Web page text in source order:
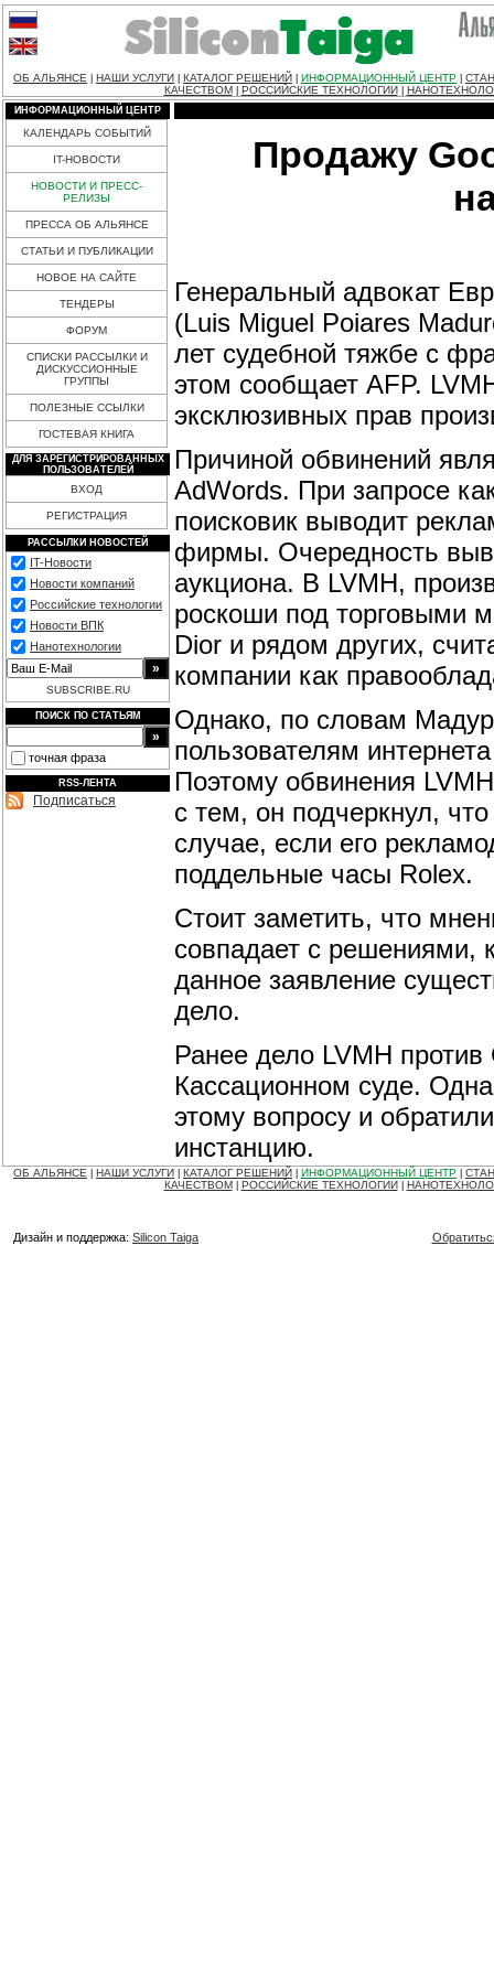
ОБ АЛЬЯНСЕ НАШИ УСЛУГИ КАТАЛОГ РЕШЕНИЙ ИНФОРМАЦИОННЫЙ ЦЕНТР
КАЧЕСТВОМ
РОССИЙСКИЕ ТЕХНОЛОГИИ
ИНФОРМАЦИОННЫЙ ЦЕНТР
КАЛЕНДАРЬ СОБЫТИЙ
IT-НОВОСТИ
НОВОСТИ И ПРЕСС-
РЕЛИЗЫ
ПРЕССА ОБ АЛЬЯНСЕ
СТАТЬИ И ПУБЛИКАЦИИ
НОВОЕ НА САЙТЕ
ТЕНДЕРЫ
ФОРУМ
СПИСКИ РАССЫЛКИ И
ДИСКУССИОННЫЕ
ГРУППЫ
ПОЛЕЗНЫЕ ССЫЛКИ
ГОСТЕВАЯ КНИГА
ДЛЯ ЗАРЕГИСТРИРОВАННЫХ
ПОЛЬЗОВАТЕЛЕЙ
ВХОД
РЕГИСТРАЦИЯ
РАССЫЛКИ НОВОСТЕЙ
IT-Новости
Новости компаний
Российские технологии
Новости ВПК
Нанотехнологии
SUBSCRIBE.RU
ПОИСК ПО СТАТЬЯМ
точная фраза
RSS-ЛЕНТА
Подписаться
Продажу
Генеральный адвокат
(Luis Miguel Poiares
лет судебной тяжбе с
этом сообщает AFP.
эксклюзивных прав
Причиной обвинений
AdWords. При запросе
поисковик выводит
фирмы. Очередность
аукциона. В LVMH,
роскоши под торговыми
Dior и рядом других,
компании как
Однако, по словам
пользователям
Поэтому обвинения
с тем, он подчеркнул,
случае, если его
поддельные часы Rolex.
Стоит заметить, что
совпадает с решениями,
данное заявление
дело.
Ранее дело LVMH
Кассационном суде.
этому вопросу и
инстанцию.
ОБ АЛЬЯНСЕ НАШИ УСЛУГИ КАТАЛОГ РЕШЕНИЙ ИНФОРМАЦИОННЫЙ ЦЕНТР
КАЧЕСТВОМ
РОССИЙСКИЕ ТЕХНОЛОГИИ
Дизайн и поддержка: Silicon Taiga